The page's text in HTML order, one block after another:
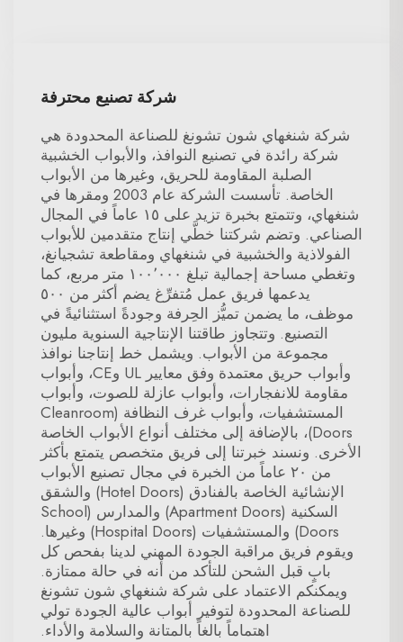
شركة تصنيع محترفة
شركة شنغهاي شون تشونغ للصناعة المحدودة هي
شركة رائدة في تصنيع النوافذ، والأبواب الخشبية
الصلبة المقاومة للحريق، وغيرها من الأبواب
الخاصة. تأسست الشركة عام 2003 ومقرها في
شنغهاي، وتتمتع بخبرة تزيد على ١٥ عاماً في المجال
الصناعي. وتضم شركتنا خطَّي إنتاج متقدمين للأبواب
الفولاذية والخشبية في شنغهاي ومقاطعة تشجيانغ،
وتغطي مساحة إجمالية تبلغ ١٠٠٬٠٠٠ متر مربع، كما
يدعمها فريق عمل مُتفرِّغ يضم أكثر من ٥٠٠
موظف، ما يضمن تميُّز الحِرفة وجودةً استثنائيةً في
التصنيع. وتتجاوز طاقتنا الإنتاجية السنوية مليون
مجموعة من الأبواب. ويشمل خط إنتاجنا نوافذ
وأبواب حريق معتمدة وفق معايير UL وCE، وأبواب
مقاومة للانفجارات، وأبواب عازلة للصوت، وأبواب
المستشفيات، وأبواب غرف النظافة (Cleanroom
Doors)، بالإضافة إلى مختلف أنواع الأبواب الخاصة
الأخرى. ونسند خبرتنا إلى فريق متخصص يتمتع بأكثر
من ٢٠ عاماً من الخبرة في مجال تصنيع الأبواب
الإنشائية الخاصة بالفنادق (Hotel Doors) والشقق
السكنية (Apartment Doors) والمدارس (School
Doors) والمستشفيات (Hospital Doors) وغيرها.
ويقوم فريق مراقبة الجودة المهني لدينا بفحص كل
بابٍ قبل الشحن للتأكد من أنه في حالة ممتازة.
ويمكنكم الاعتماد على شركة شنغهاي شون تشونغ
للصناعة المحدودة لتوفير أبواب عالية الجودة تولي
اهتماماً بالغاً بالمتانة والسلامة والأداء.